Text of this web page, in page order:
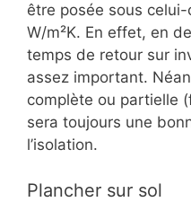
être posée sous
W/m²K. En effet, en
temps de retour sur
assez important.
complète ou partielle
sera toujours une
l’isolation.
Plancher sur sol